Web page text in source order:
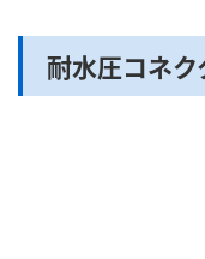
耐水圧コネク